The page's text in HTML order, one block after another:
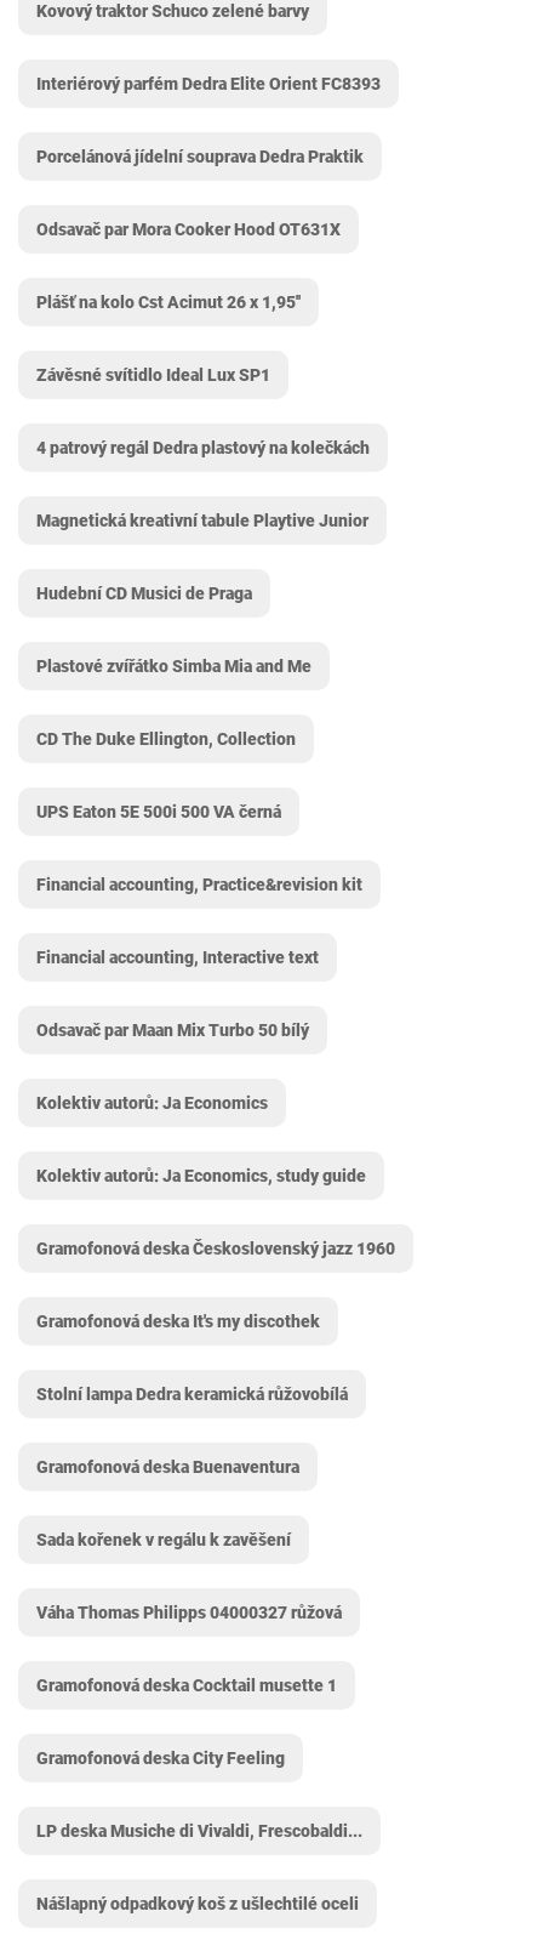
Kovový traktor Schuco zelené barvy
Interiérový parfém Dedra Elite Orient FC8393
Porcelánová jídelní souprava Dedra Praktik
Odsavač par Mora Cooker Hood OT631X
Plášť na kolo Cst Acimut 26 x 1,95''
Závěsné svítidlo Ideal Lux SP1
4 patrový regál Dedra plastový na kolečkách
Magnetická kreativní tabule Playtive Junior
Hudební CD Musici de Praga
Plastové zvířátko Simba Mia and Me
CD The Duke Ellington, Collection
UPS Eaton 5E 500i 500 VA černá
Financial accounting, Practice&revision kit
Financial accounting, Interactive text
Odsavač par Maan Mix Turbo 50 bílý
Kolektiv autorů: Ja Economics
Kolektiv autorů: Ja Economics, study guide
Gramofonová deska Československý jazz 1960
Gramofonová deska It's my discothek
Stolní lampa Dedra keramická růžovobílá
Gramofonová deska Buenaventura
Sada kořenek v regálu k zavěšení
Váha Thomas Philipps 04000327 růžová
Gramofonová deska Cocktail musette 1
Gramofonová deska City Feeling
LP deska Musiche di Vivaldi, Frescobaldi...
Nášlapný odpadkový koš z ušlechtilé oceli